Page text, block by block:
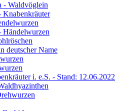
- Waldvöglein
Knabenkräuter
Händelwurzen
deutscher Name
i. e.S. - Stand: 12.06.2022